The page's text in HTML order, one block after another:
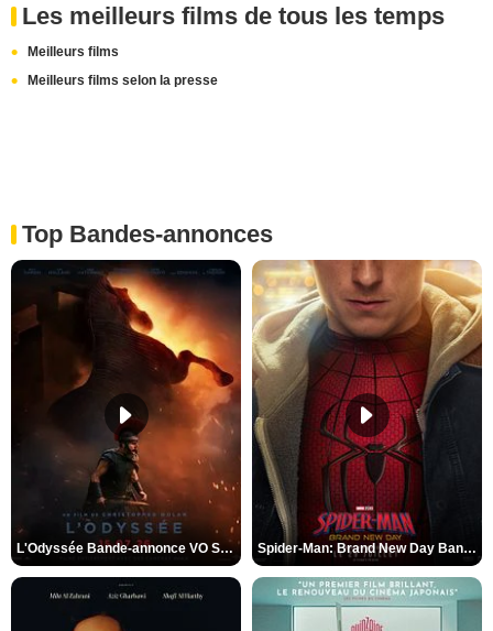
Les meilleurs films de tous les temps
Meilleurs films
Meilleurs films selon la presse
Top Bandes-annonces
L'Odyssée Bande-annonce VO STFR Spider-Man: Brand New Day Bande-annonce VO STFR